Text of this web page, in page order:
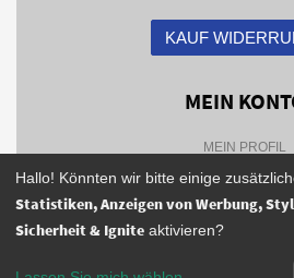
KAUF
MEIN
MEIN PROFIL
FAQS
Hallo! Könnten wir bitte einige
Statistiken, Anzeigen von Werbung,
Sicherheit & Ignite aktivieren?